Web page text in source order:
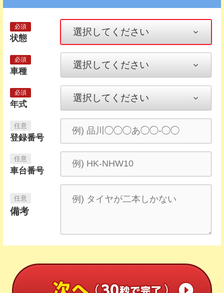
状態
車種
年式
登録番号
車台番号
備考